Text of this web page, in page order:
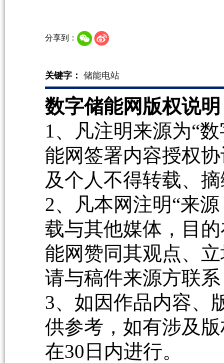
分享到：
关键字： 储能电站
数字储能网版权说
1、凡注明来源为“
能网签署内容授权
及个人不得转载、
2、凡本网注明“来
载与其他媒体，目
能网赞同其观点、
请与稿件来源方联
3、如因作品内容、
供参考，如有涉及
在30日内进行。